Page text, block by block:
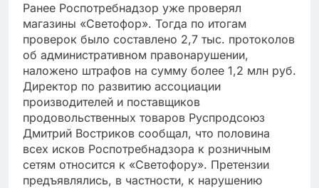
Ранее Роспотребнадзор уже проверял
магазины «Светофор». Тогда по итогам
проверок было составлено 2,7 тыс. протоколов
об административном правонарушении,
наложено штрафов на сумму более 1,2 млн руб.
Директор по развитию ассоциации
производителей и поставщиков
продовольственных товаров Руспродсоюз
Дмитрий Востриков сообщал, что половина
всех исков Роспотребнадзора к розничным
сетям относится к «Светофору». Претензии
предъявлялись, в частности, к нарушению